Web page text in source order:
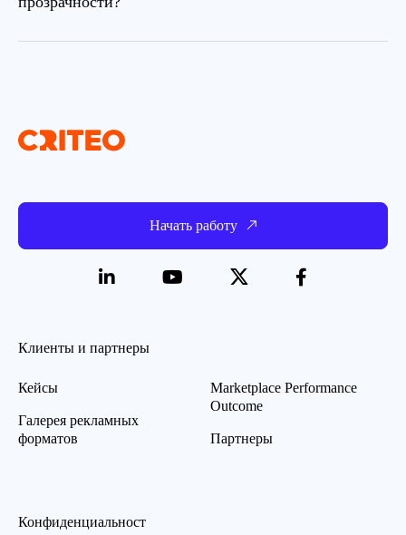
Начать работу
Клиенты и партнеры
Кейсы
Галерея рекламных
форматов
Marketplace Performance
Outcome
Партнеры
Конфиденциальност